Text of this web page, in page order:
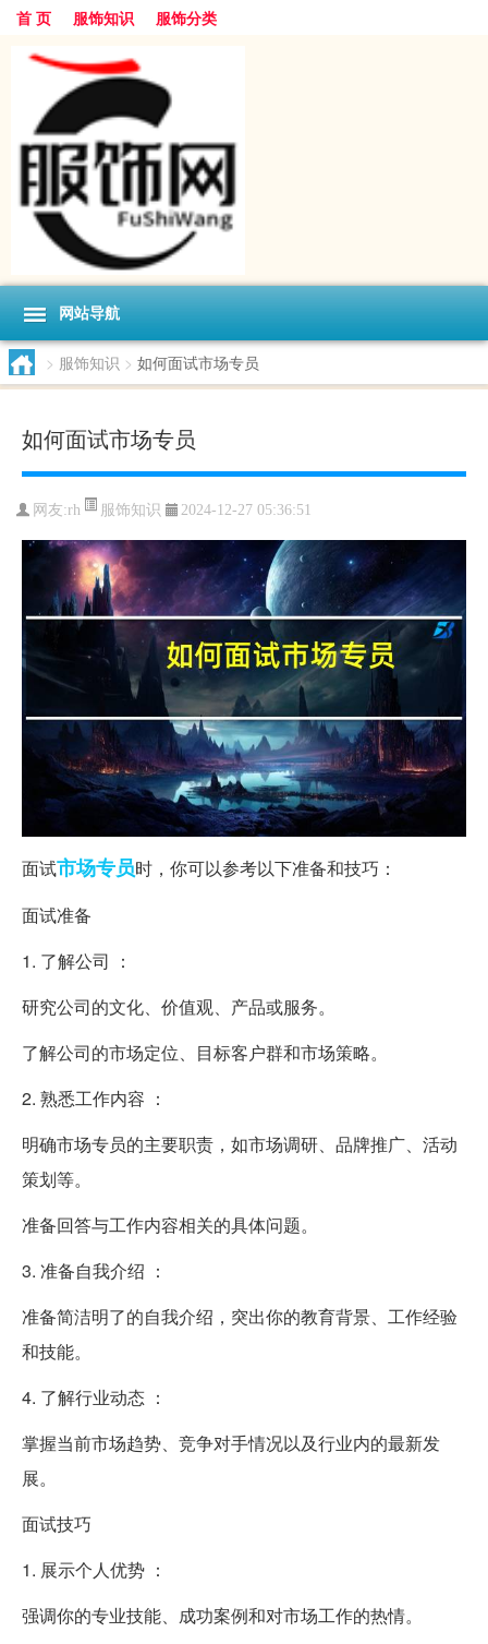
首 页 服饰知识 服饰分类
网站导航
> 服饰知识 > 如何面试市场专员
如何面试市场专员
网友:rh 服饰知识 2024-12-27 05:36:51
面试市场专员时，你可以参考以下准备和技巧：
面试准备
1. 了解公司 ：
研究公司的文化、价值观、产品或服务。
了解公司的市场定位、目标客户群和市场策略。
2. 熟悉工作内容 ：
明确市场专员的主要职责，如市场调研、品牌推广、活动
策划等。
准备回答与工作内容相关的具体问题。
3. 准备自我介绍 ：
准备简洁明了的自我介绍，突出你的教育背景、工作经验
和技能。
4. 了解行业动态 ：
掌握当前市场趋势、竞争对手情况以及行业内的最新发
展。
面试技巧
1. 展示个人优势 ：
强调你的专业技能、成功案例和对市场工作的热情。